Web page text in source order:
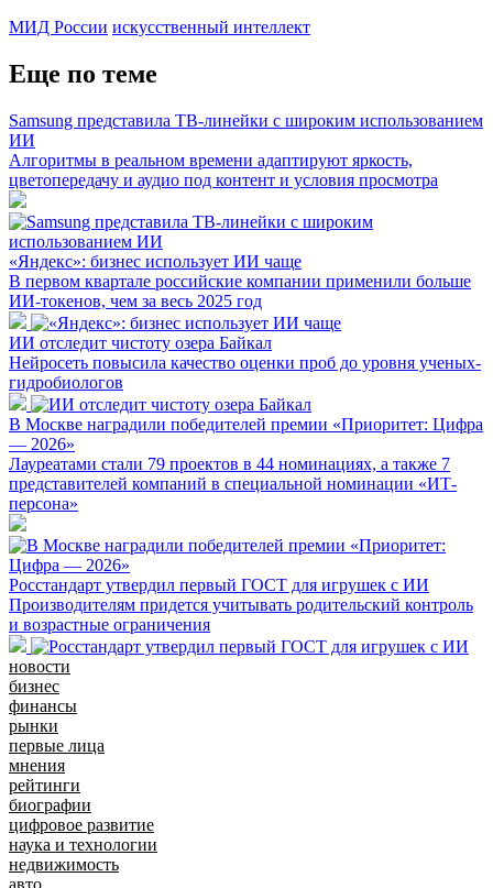
МИД России искусственный интеллект
Еще по теме
Samsung представила ТВ-линейки с широким использованием
ИИ
Алгоритмы в реальном времени адаптируют яркость,
цветопередачу и аудио под контент и условия просмотра
«Яндекс»: бизнес использует ИИ чаще
В первом квартале российские компании применили больше
ИИ-токенов, чем за весь 2025 год
ИИ отследит чистоту озера Байкал
Нейросеть повысила качество оценки проб до уровня ученых-
гидробиологов
В Москве наградили победителей премии «Приоритет: Цифра
— 2026»
Лауреатами стали 79 проектов в 44 номинациях, а также 7
представителей компаний в специальной номинации «ИТ-
персона»
Росстандарт утвердил первый ГОСТ для игрушек с ИИ
Производителям придется учитывать родительский контроль
и возрастные ограничения
новости
бизнес
финансы
рынки
первые лица
мнения
рейтинги
биографии
цифровое развитие
наука и технологии
недвижимость
авто